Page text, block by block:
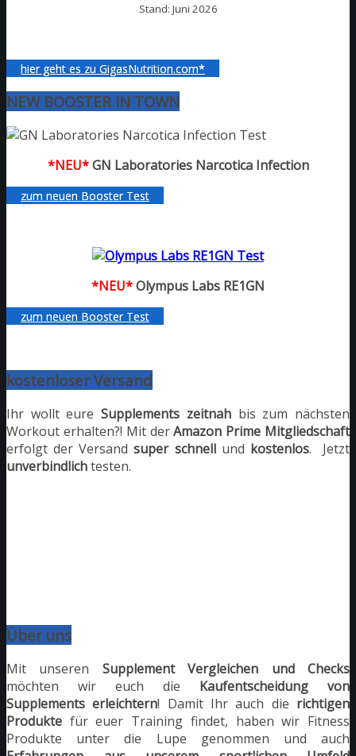
Stand: Juni 2026
hier geht es zu GigasNutrition.com*
NEW BOOSTER IN TOWN
*NEU*GN Laboratories Narcotica Infection
zum neuen Booster Test
*NEU*Olympus Labs RE1GN
zum neuen Booster Test
kostenloser Versand
Ihr wollt eureSupplements zeitnah bis zum nächsten
Workout erhalten?! Mit derAmazon Prime Mitgliedschaft
erfolgt der Versandsuper schnellund kostenlos. Jetzt
unverbindlichtesten.
Über uns
Mit unseren Supplement Vergleichen und Checks
möchten wir euch die Kaufentscheidung von
Supplements erleichtern! Damit Ihr auch die richtigen
Produkte für euer Training findet, haben wir Fitness
Produkte unter die Lupe genommen und auch